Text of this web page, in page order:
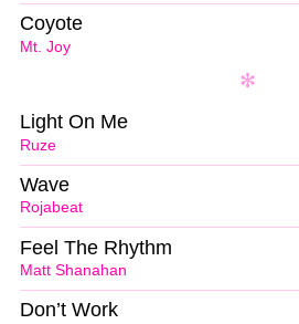
Mt. Joy
Coyote
Ruze
Light On Me
Rojabeat
Wave
Matt Shanahan
Feel The Rhythm
Don’t Work